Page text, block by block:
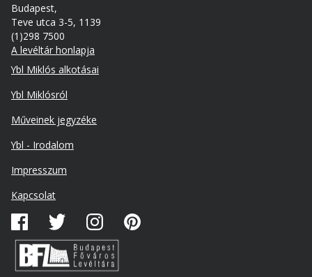
Budapest,
Teve utca 3-5, 1139
(1)298 7500
A levéltár honlapja
Footer
Ybl Miklós alkotásai
Ybl Miklósról
Műveinek jegyzéke
Ybl - Irodalom
Lábléc
másodlagos
Impresszum
Kapcsolat
Közösségi
média